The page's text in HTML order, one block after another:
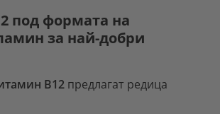
под формата на
за най-добри
В12 предлагат редица